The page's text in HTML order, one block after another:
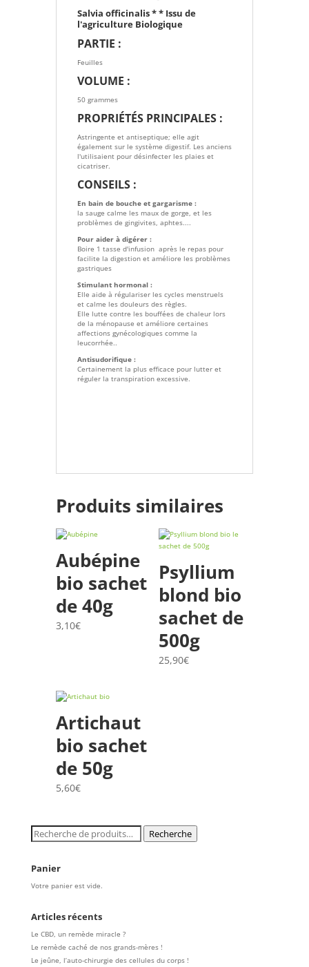
Salvia officinalis * * Issu de
l'agriculture Biologique
PARTIE :
Feuilles
VOLUME :
50 grammes
PROPRIÉTÉS PRINCIPALES :
Astringente et antiseptique; elle agit
également sur le système digestif. Les anciens
l'utilisaient pour désinfecter les plaies et
cicatriser.
CONSEILS :
En bain de bouche et gargarisme :
la sauge calme les maux de gorge, et les
problèmes de gingivites, aphtes....
Pour aider à digérer :
Boire 1 tasse d'infusion après le repas pour
facilite la digestion et améliore les problèmes
gastriques
Stimulant hormonal :
Elle aide à régulariser les cycles menstruels
et calme les douleurs des règles.
Elle lutte contre les bouffées de chaleur lors
de la ménopause et améliore certaines
affections gynécologiques comme la
leucorrhée..
Antisudorifique :
Certainement la plus efficace pour lutter et
réguler la transpiration excessive.
Produits similaires
Aubépine
bio sachet
de 40g
3,10€
Psyllium
blond bio
sachet de
500g
25,90€
Artichaut
bio sachet
de 50g
5,60€
Recherche
pour :
Recherche
Panier
Votre panier est vide.
Articles récents
Le CBD, un remède miracle ?
Le remède caché de nos grands-mères !
Le jeûne, l’auto-chirurgie des cellules du corps !